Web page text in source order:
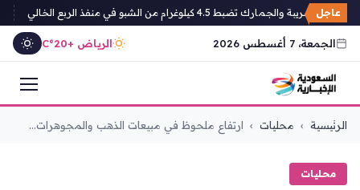
عاجل
والجمارك تضبط 4.5 كيلوغرام من الشبو في منفذ الربع الخالي
الجمعة، 7 أغسطس 2026 الرياض +20°C
التجاوز
الرئيسية › محليات › ارتفاع ملحوظ في مبيعات الذهب والمجوهرات...
محليات